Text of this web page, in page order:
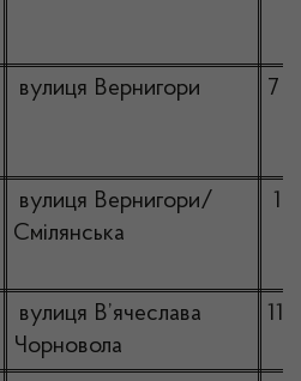
вулиця Вернигори 7
вулиця Вернигори/
Смілянська
вулиця В’ячеслава
Чорновола
118